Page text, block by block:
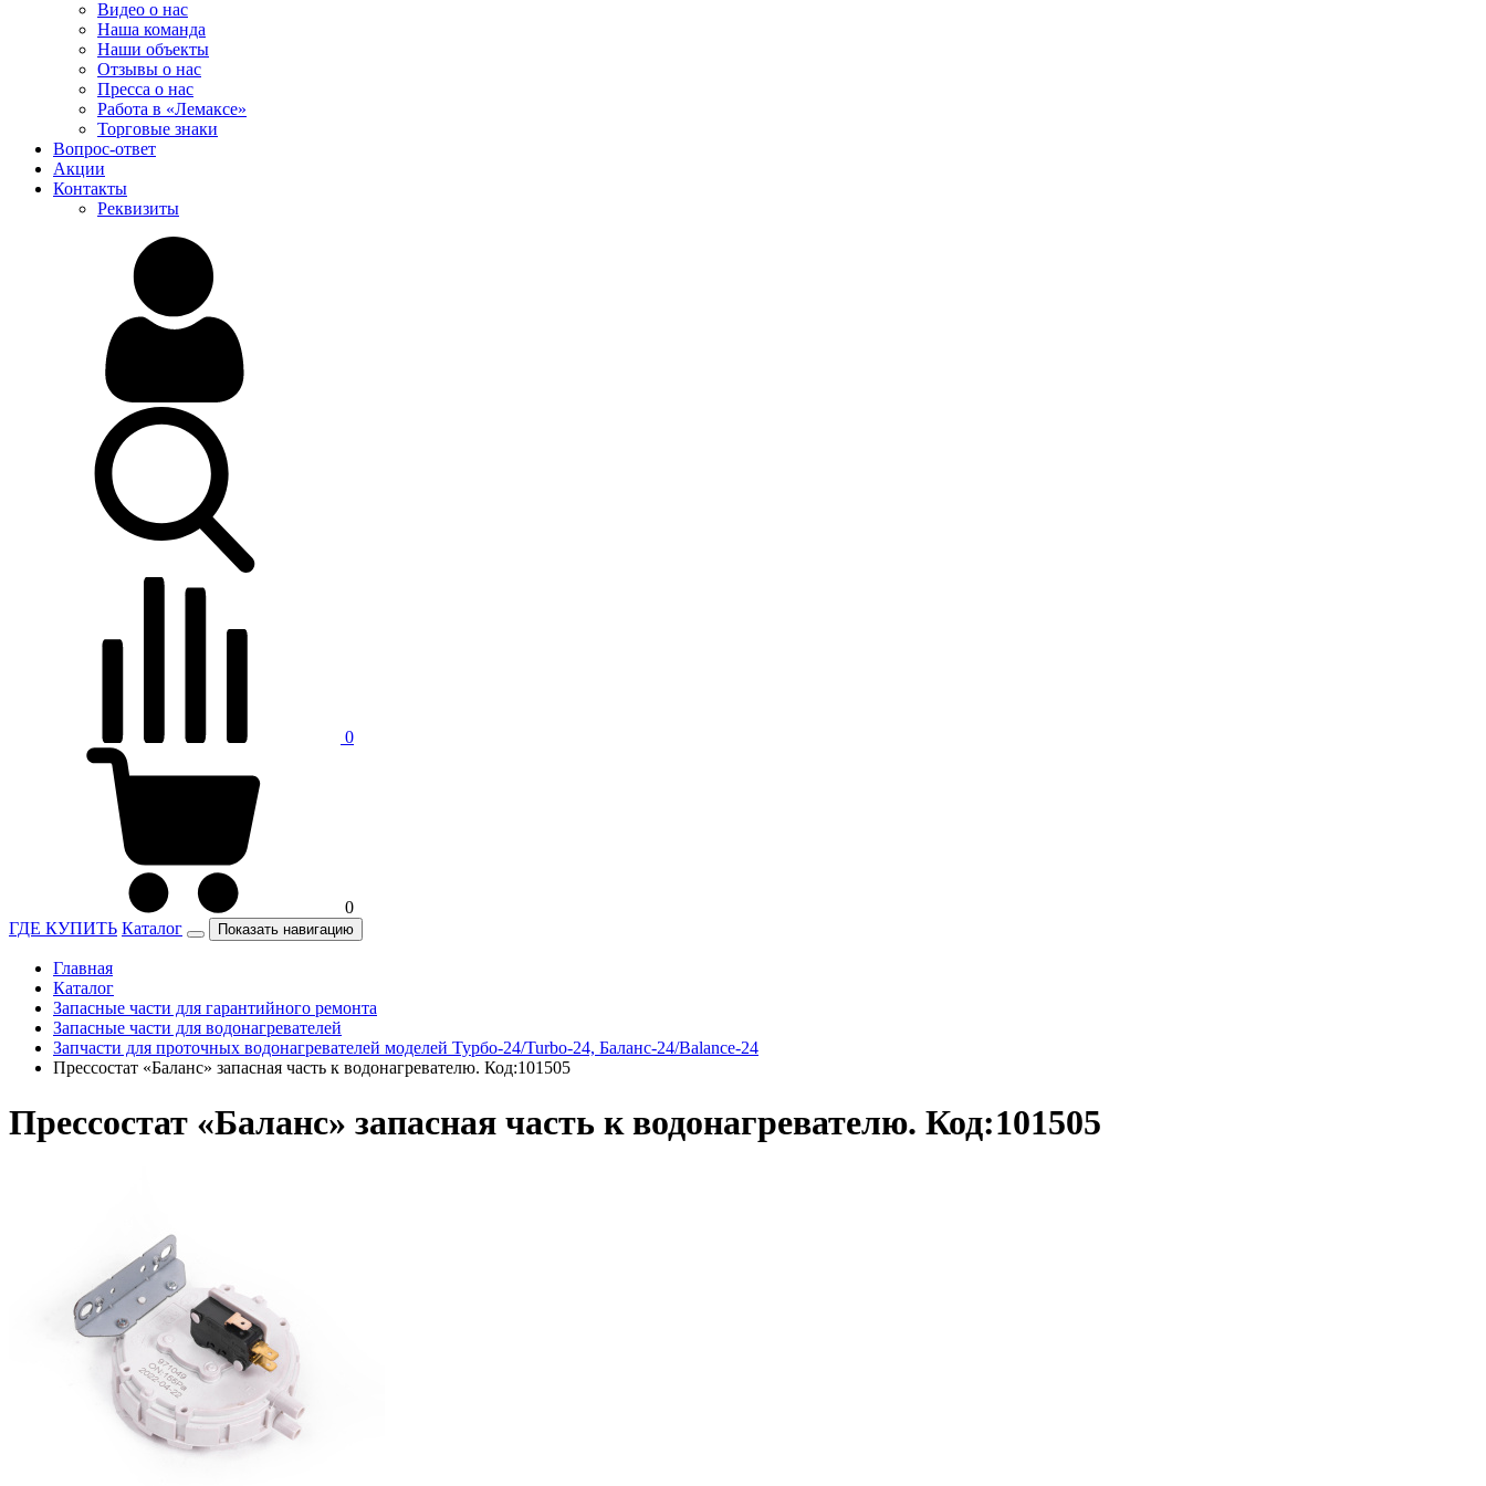
Видео о нас
Наша команда
Наши объекты
Отзывы о нас
Пресса о нас
Работа в «Лемаксе»
Торговые знаки
Вопрос-ответ
Акции
Контакты
Реквизиты
0
0
ГДЕ КУПИТЬ Каталог Показать навигацию
Главная
Каталог
Запасные части для гарантийного ремонта
Запасные части для водонагревателей
Запчасти для проточных водонагревателей моделей Турбо-24/Turbo-24, Баланс-24/Balance-24
Прессостат «Баланс» запасная часть к водонагревателю. Код:101505
Прессостат «Баланс» запасная часть к водонагревателю. Код:101505